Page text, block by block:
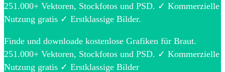
251.000+ Vektoren, Stockfotos und PSD. ✓ Kommerzielle
Nutzung gratis ✓ Erstklassige Bilder.
Finde und downloade kostenlose Grafiken für Braut.
251.000+ Vektoren, Stockfotos und PSD. ✓ Kommerzielle
Nutzung gratis ✓ Erstklassige Bilder